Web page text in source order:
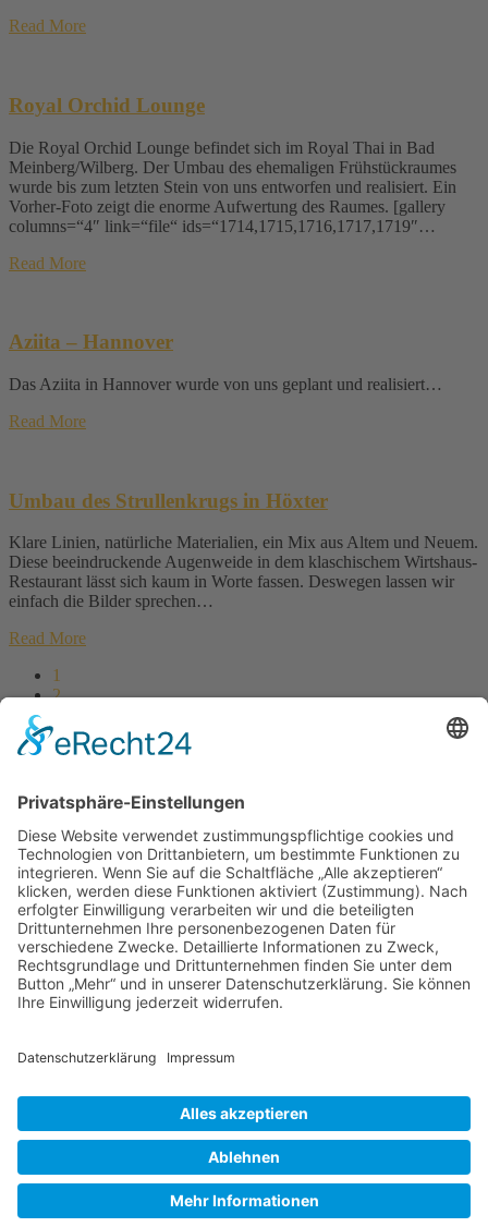
Read More
Royal Orchid Lounge
Die Royal Orchid Lounge befindet sich im Royal Thai in Bad
Meinberg/Wilberg. Der Umbau des ehemaligen Frühstückraumes
wurde bis zum letzten Stein von uns entworfen und realisiert. Ein
Vorher-Foto zeigt die enorme Aufwertung des Raumes. [gallery
columns=“4″ link=“file“ ids=“1714,1715,1716,1717,1719″…
Read More
Aziita – Hannover
Das Aziita in Hannover wurde von uns geplant und realisiert…
Read More
Umbau des Strullenkrugs in Höxter
Klare Linien, natürliche Materialien, ein Mix aus Altem und Neuem.
Diese beeindruckende Augenweide in dem klaschischem Wirtshaus-
Restaurant lässt sich kaum in Worte fassen. Deswegen lassen wir
einfach die Bilder sprechen…
Read More
1
2
Next →
Gesamt-Übersicht aller Projekte
Ladenbau
Gaststättenbau
Innenausbau
Möbelbau
Grundrisse
3D-Visualisierungen
Küchenbau
Neueste Beiträge
Landhausküche
Pizza Toni in Paderborn
Modeboutique Dresscode 2017
© 2026Ladenbau Brinkmann All Rights Reserved |
Datenschutzerklärung| Tel.: 0 52 34 - 27 96
Fax: 0 52 34 - 36 88